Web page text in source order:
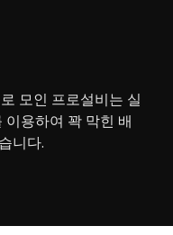
모인 프로설비는 실
용하여 꽉 막힌 배
니다.